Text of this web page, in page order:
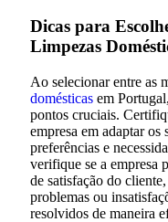
Dicas para
Limpezas
Ao selecionar entre as
domésticas em
pontos cruciais.
empresa em adaptar os
preferências e
verifique se a empresa
de satisfação do
problemas ou
resolvidos de maneira